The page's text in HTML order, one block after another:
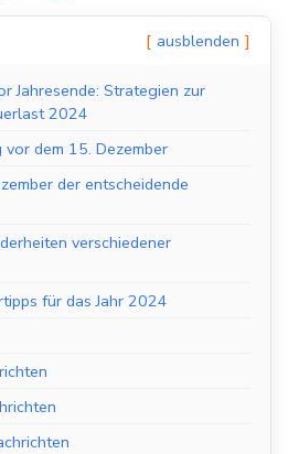
ausblenden
Jahresende: Strategien zur
2024
dem 15. Dezember
der entscheidende
verschiedener
für das Jahr 2024